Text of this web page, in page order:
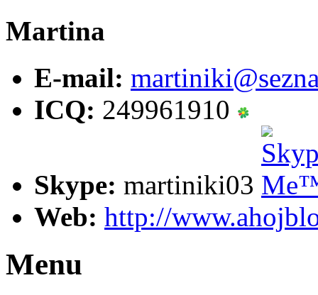
Martina
E-mail: martiniki@
ICQ: 249961910
Skype: martiniki03
Web: http://
Menu